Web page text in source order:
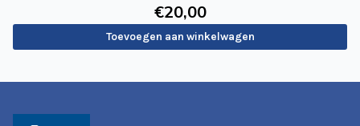
€20,00
Toevoegen aan winkelwagen